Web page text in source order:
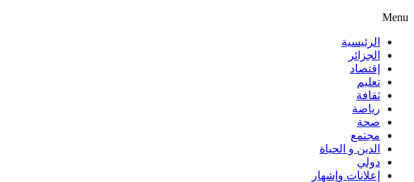
Menu
الرئيسية
الجزائر
إقتصاد
تعليم
ثقافة
رياضة
صحة
مجتمع
الدين و الحياة
دولي
إعلانات وإشهار